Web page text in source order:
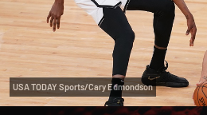
USA TODAY Sports/Cary Edmondson